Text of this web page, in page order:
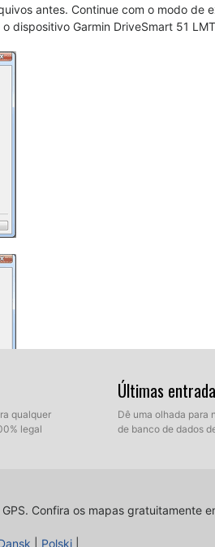
antes. Continue com o modo de
dispositivo Garmin DriveSmart 51
qualquer
legal
Últimas
Dê uma olhada para
de banco de dados
Confira os mapas gratuitamente
Polski